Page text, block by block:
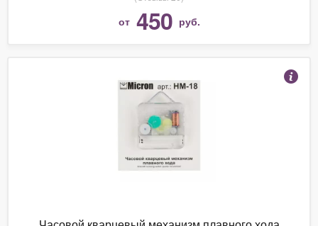
от 450 руб.